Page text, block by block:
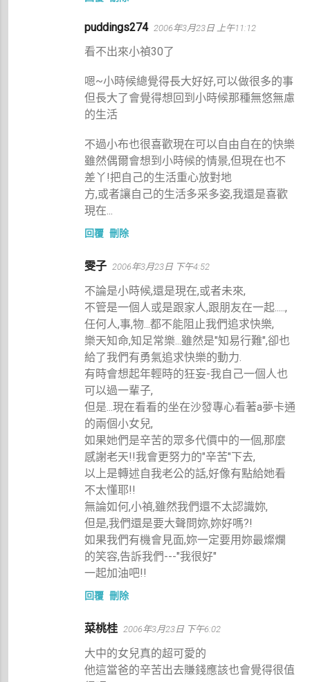
puddings274 2006年3月23日 上午11:12
看不出來小禎30了
嗯~小時候總覺得長大好好,可以做很多的事
但長大了會覺得想回到小時候那種無悠無慮
的生活
不過小布也很喜歡現在可以自由自在的快樂
雖然偶爾會想到小時候的情景,但現在也不
差丫!把自己的生活重心放對地
方,或者讓自己的生活多采多姿,我還是喜歡
現在...
回覆 刪除
雯子 2006年3月23日 下午4:52
不論是小時候,還是現在,或者未來,
不管是一個人或是跟家人,跟朋友在一起.....,
任何人,事,物...都不能阻止我們追求快樂,
樂天知命,知足常樂...雖然是"知易行難",卻也
給了我們有勇氣追求快樂的動力.
有時會想起年輕時的狂妄-我自己一個人也
可以過一輩子,
但是...現在看看的坐在沙發專心看著a夢卡通
的兩個小女兒,
如果她們是辛苦的眾多代價中的一個,那麼
感謝老天!!我會更努力的"辛苦"下去,
以上是轉述自我老公的話,好像有點給她看
不太懂耶!!
無論如何,小禎,雖然我們還不太認識妳,
但是,我們還是要大聲問妳,妳好嗎?!
如果我們有機會見面,妳一定要用妳最燦爛
的笑容,告訴我們---"我很好"
一起加油吧!!
回覆 刪除
菜桃桂 2006年3月23日 下午6:02
大中的女兒真的超可愛的
他這當爸的辛苦出去賺錢應該也會覺得很值